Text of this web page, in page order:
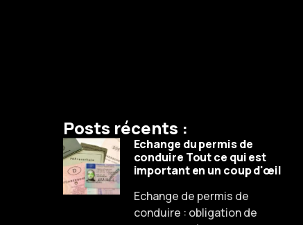
Posts récents :
Echange du permis de
conduire Tout ce qui est
important en un coup d'œil
Echange de permis de
conduire : obligation de